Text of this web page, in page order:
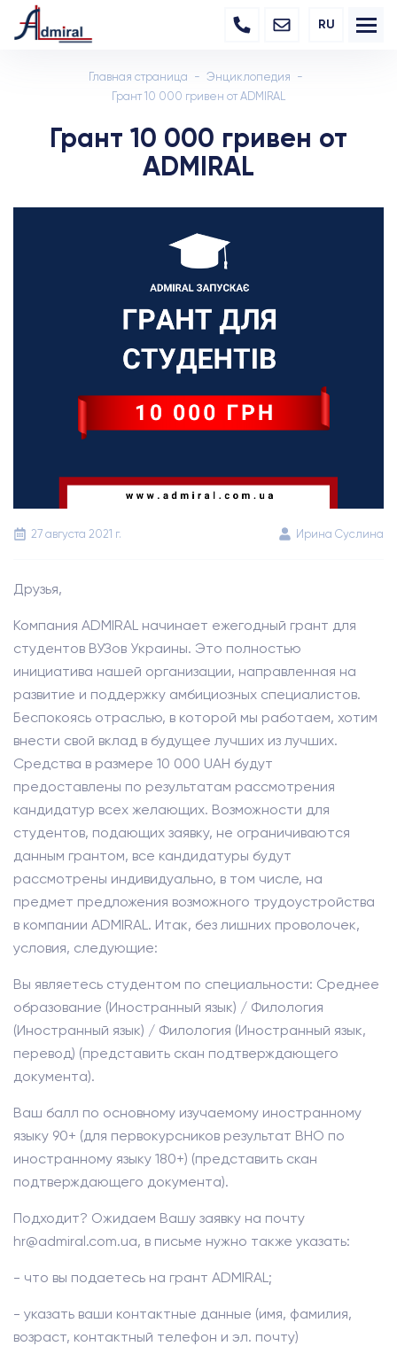
RU
Главная страница
Энциклопедия
Грант 10 000 гривен от ADMIRAL
Грант 10 000 гривен от
ADMIRAL
27 августа 2021 г. Ирина Суслина
Друзья,
Компания ADMIRAL начинает ежегодный грант для
студентов ВУЗов Украины. Это полностью
инициатива нашей организации, направленная на
развитие и поддержку амбициозных специалистов.
Беспокоясь отраслью, в которой мы работаем, хотим
внести свой вклад в будущее лучших из лучших.
Средства в размере 10 000 UAH будут
предоставлены по результатам рассмотрения
кандидатур всех желающих. Возможности для
студентов, подающих заявку, не ограничиваются
данным грантом, все кандидатуры будут
рассмотрены индивидуально, в том числе, на
предмет предложения возможного трудоустройства
в компании ADMIRAL. Итак, без лишних проволочек,
условия, следующие:
Вы являетесь студентом по специальности: Среднее
образование (Иностранный язык) / Филология
(Иностранный язык) / Филология (Иностранный язык,
перевод) (представить скан подтверждающего
документа).
Ваш балл по основному изучаемому иностранному
языку 90+ (для первокурсников результат ВНО по
иностранному языку 180+) (представить скан
подтверждающего документа).
Подходит? Ожидаем Вашу заявку на почту
hr@admiral.com.ua, в письме нужно также указать:
- что вы подаетесь на грант ADMIRAL;
- указать ваши контактные данные (имя, фамилия,
возраст, контактный телефон и эл. почту)